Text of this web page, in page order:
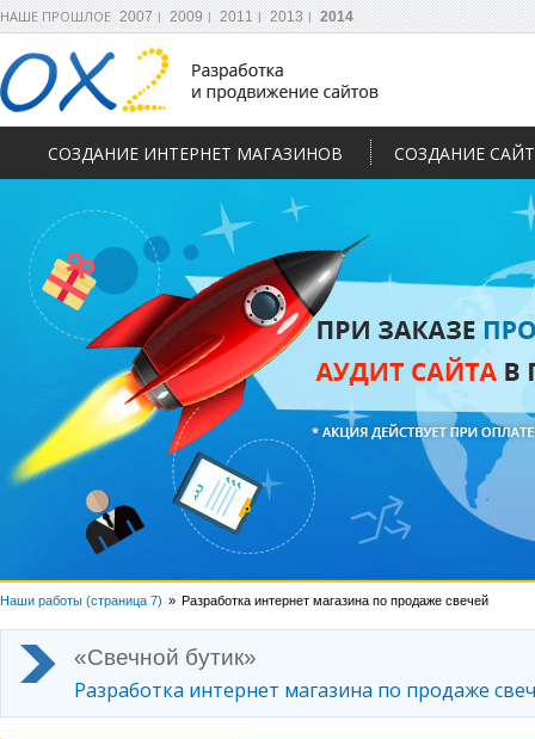
СОЗДАНИЕ ИНТЕРНЕТ МАГАЗИНОВ СОЗДАНИЕ
НАШЕ ПРОШЛОЕ 2007 2009 2011 2013 2014
Наши работы (страница 7) Разработка интернет магазина по продаже свечей
«Свечной бутик»
Разработка интернет магазина по продаже